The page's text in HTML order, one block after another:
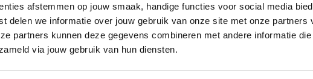
afstemmen op jouw smaak, handige functies voor social media
delen we informatie over jouw gebruik van onze site met onze partners
partners kunnen deze gegevens combineren met andere informatie
via jouw gebruik van hun diensten.